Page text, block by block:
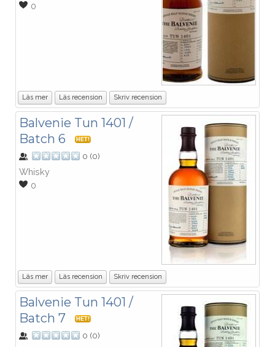
0
Läs mer Läs recension Skriv recension
Balvenie Tun 1401 /
Batch 6
HET!
0 (0)
Whisky
0
Läs mer Läs recension Skriv recension
Balvenie Tun 1401 /
Batch 7
HET!
0 (0)